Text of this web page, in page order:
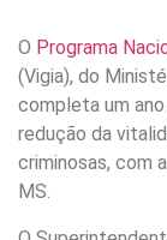
O Programa
(Vigia), do
completa um
redução da
criminosas, com
MS.